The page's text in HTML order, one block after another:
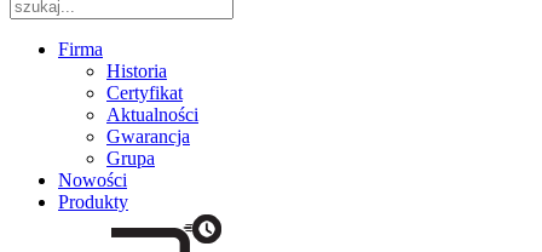
Firma
Historia
Certyfikat
Aktualności
Gwarancja
Grupa
Nowości
Produkty